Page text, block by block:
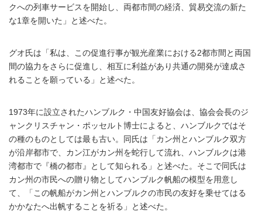
クへの列車サービスを開始し、両都市間の経済、貿易交流の新た
な1章を開いた」と述べた。
グオ氏は「私は、この促進行事が観光産業における2都市間と両国
間の協力をさらに促進し、相互に利益があり共通の開発が達成さ
れることを願っている」と述べた。
1973年に設立されたハンブルク・中国友好協会は、協会会長のジ
ャンクリスチャン・ポッセルト博士によると、ハンブルクではそ
の種のものとしては最も古い。同氏は「カン州とハンブルク双方
が沿岸都市で、カン江がカン州を蛇行して流れ、ハンブルクは港
湾都市で『橋の都市』として知られる」と述べた。そこで同氏は
カン州の市民への贈り物としてハンブルク帆船の模型を用意し
て、「この帆船がカン州とハンブルクの市民の友好を乗せてはる
かかなたへ出帆することを祈る」と述べた。